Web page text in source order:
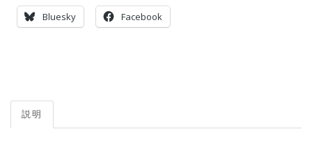
Bluesky Facebook
説明